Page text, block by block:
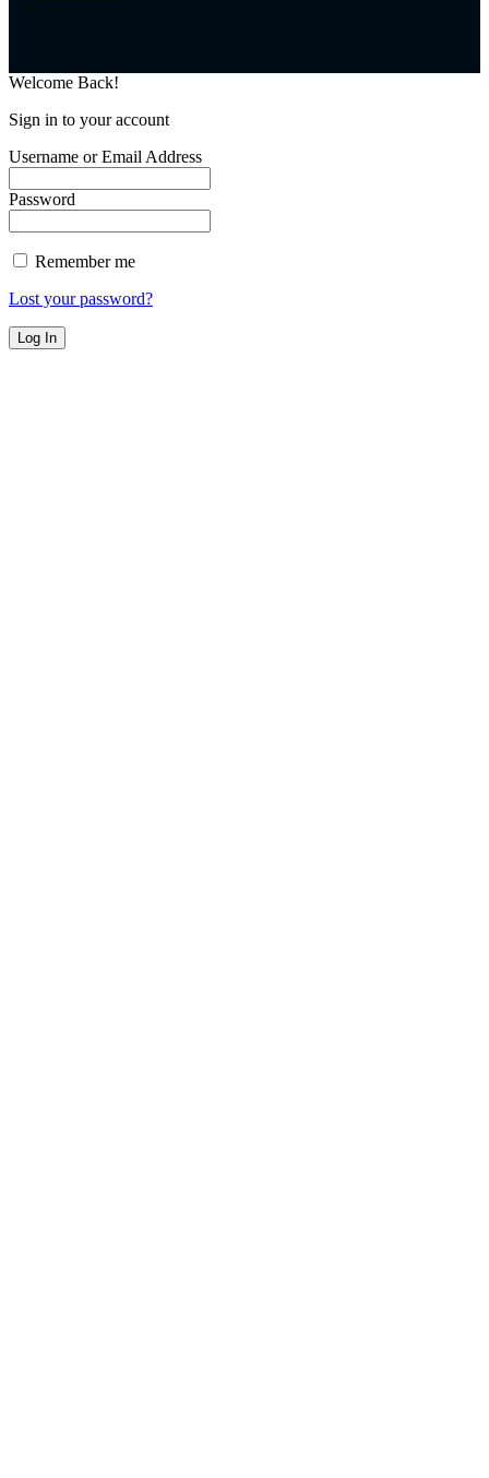
Welcome Back!
Sign in to your account
Username or Email Address
Password
Remember me
Lost your password?